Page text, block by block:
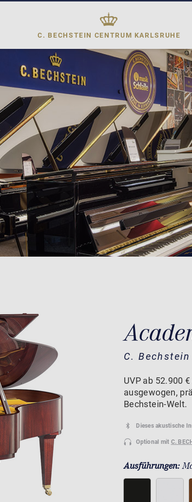
C. BECHSTEIN CENTRUM KARLSRUHE
C.
UVP ab 52.900
ausgewogen,
Bechstein-Welt.
Dieses akustische
Optional mit C.
Ausführungen: